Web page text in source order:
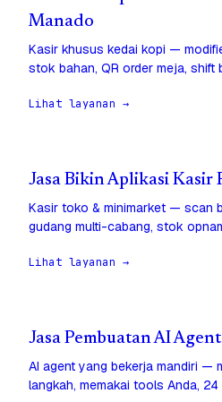
Manado
Kasir khusus kedai kopi —
stok bahan, QR order meja, shift
Lihat layanan →
Jasa Bikin Aplikasi Kasir
Kasir toko & minimarket — scan
gudang multi-cabang, stok
Lihat layanan →
Jasa Pembuatan AI
AI agent yang bekerja mandiri —
langkah, memakai tools Anda,